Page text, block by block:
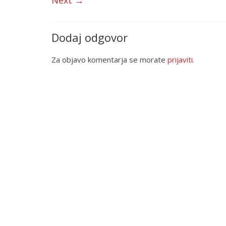
Dodaj odgovor
Za objavo komentarja se morate prijaviti.